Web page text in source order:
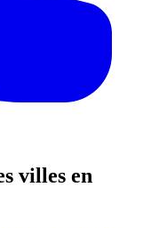
villes en